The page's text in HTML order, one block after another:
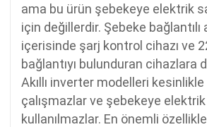
ama bu ürün şebekeye elektrik
için değillerdir. Şebeke bağlantılı
içerisinde şarj kontrol cihazı ve
bağlantıyı bulunduran cihazlara
Akıllı inverter modelleri
çalışmazlar ve şebekeye
kullanılmazlar. En önemli